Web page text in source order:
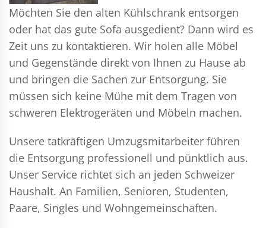
Möchten Sie den alten Kühlschrank entsorgen
oder hat das gute Sofa ausgedient? Dann wird es
Zeit uns zu kontaktieren. Wir holen alle Möbel
und Gegenstände direkt von Ihnen zu Hause ab
und bringen die Sachen zur Entsorgung. Sie
müssen sich keine Mühe mit dem Tragen von
schweren Elektrogeräten und Möbeln machen.
Unsere tatkräftigen Umzugsmitarbeiter führen
die Entsorgung professionell und pünktlich aus.
Unser Service richtet sich an jeden Schweizer
Haushalt. An Familien, Senioren, Studenten,
Paare, Singles und Wohngemeinschaften.